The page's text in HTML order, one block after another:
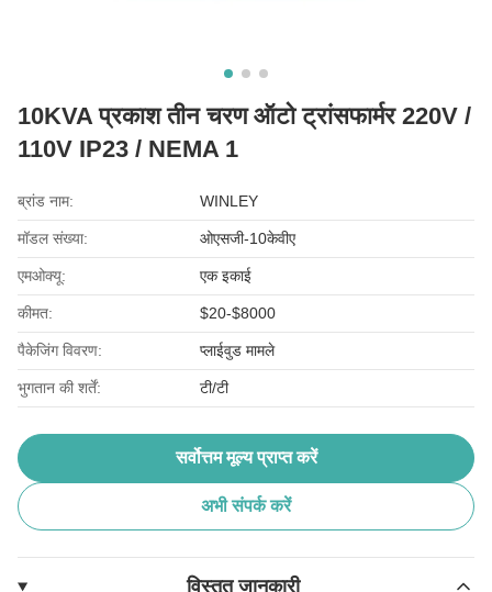
10KVA प्रकाश तीन चरण ऑटो ट्रांसफार्मर 220V /
110V IP23 / NEMA 1
ब्रांड नाम: WINLEY
मॉडल संख्या: ओएसजी-10केवीए
एमओक्यू: एक इकाई
कीमत: $20-$8000
पैकेजिंग विवरण: प्लाईवुड मामले
भुगतान की शर्तें: टी/टी
सर्वोत्तम मूल्य प्राप्त करें
अभी संपर्क करें
विस्तृत जानकारी